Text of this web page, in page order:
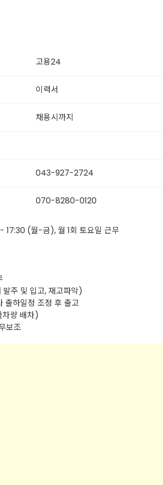
고용24
이력서
채용시까지
043-927-2724
070-8280-0120
17:30 (월-금), 월 1회 토요일 근무
주 및 입고, 재고파악)
출하일정 조정 후 출고
차량 배차)
보조